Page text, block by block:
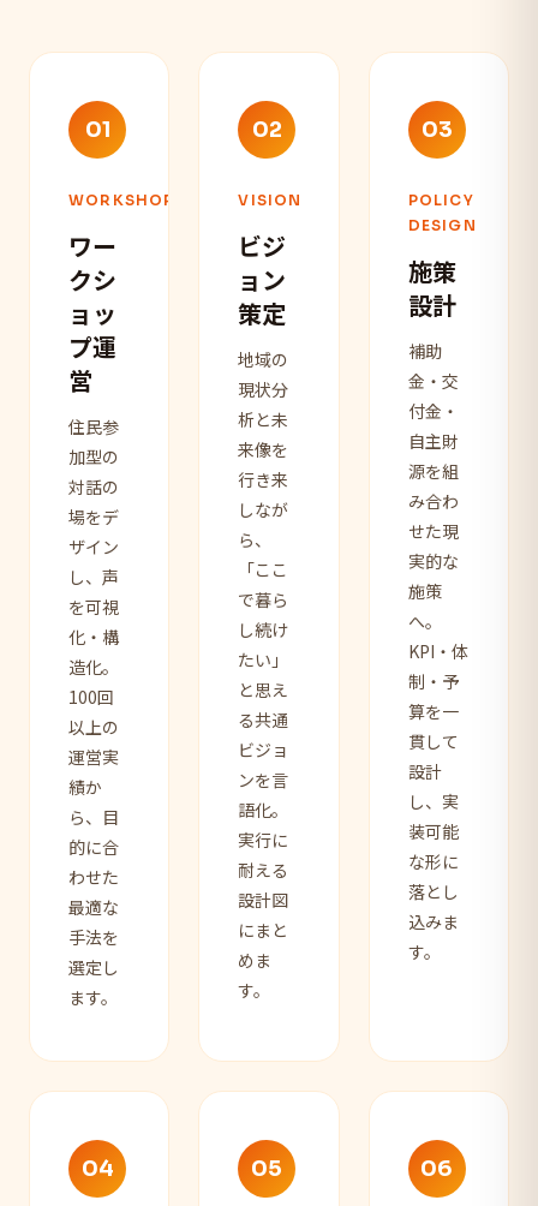
01
WORKSHOP
ワー
クシ
ョッ
プ運
営
住民参
加型の
対話の
場をデ
ザイン
し、声
を可視
化・構
造化。
100回
以上の
運営実
績か
ら、目
的に合
わせた
最適な
手法を
選定し
ます。
02
VISION
ビジ
ョン
策定
地域の
現状分
析と未
来像を
行き来
しなが
ら、
「ここ
で暮ら
し続け
たい」
と思え
る共通
ビジョ
ンを言
語化。
実行に
耐える
設計図
にまと
めま
す。
03
POLICY
DESIGN
施策
設計
補助
金・交
付金・
自主財
源を組
み合わ
せた現
実的な
施策
へ。
KPI・体
制・予
算を一
貫して
設計
し、実
装可能
な形に
落とし
込みま
す。
04 05 06